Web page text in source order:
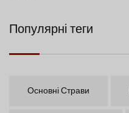
Популярні теги
Основні Страви